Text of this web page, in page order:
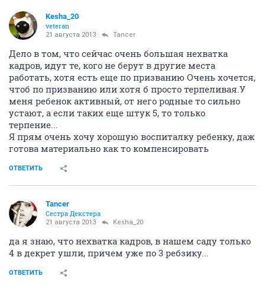
Kesha_20
veteran
21 августа 2013 Tancer
Дело в том, что сейчас очень большая нехватка
кадров, идут те, кого не берут в другие места
работать, хотя есть еще по призванию Очень хочется,
чтоб по призванию или хотя б просто терпеливая.У
меня ребенок активный, от него родные то сильно
устают, а если таких еще штук 5, то только
терпение...
Я прям очень хочу хорошую воспиталку ребенку, даж
готова материально как то компенсировать
ОТВЕТИТЬ
Tancer
Сестра Декстера
21 августа 2013 Kesha_20
да я знаю, что нехватка кадров, в нашем саду только
4 в декрет ушли, причем уже по 3 ребзику...
ОТВЕТИТЬ